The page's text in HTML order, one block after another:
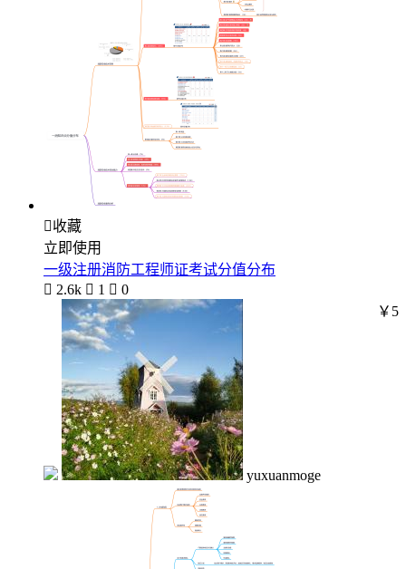
收藏
立即使用
一级注册消防工程师证考试分值分布
 2.6k  1  0
yuxuanmoge
￥5